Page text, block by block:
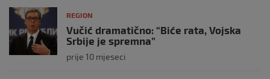
REGION
Vučić dramatično: “Biće rata, Vojska
Srbije je spremna”
prije 10 mjeseci